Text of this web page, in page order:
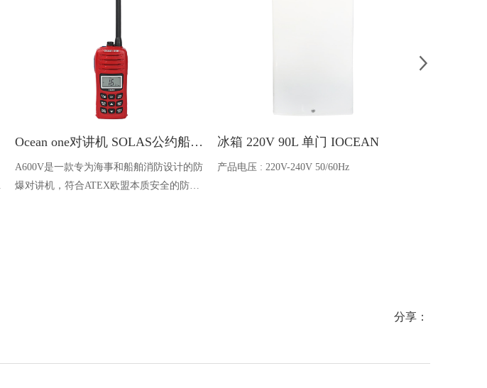
Ocean one对讲机 SOLAS公约船舶消防A600V ATEX防爆对讲机
A600V是一款专为海事和船舶消防设计的防
爆对讲机，符合ATEX欧盟本质安全的防爆
冰箱 220V 90L 单门 IOCEAN
产品电压 : 220V-240V 50/60Hz
分享：